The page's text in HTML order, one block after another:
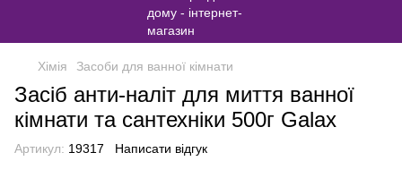
Хімія Засоби для ванної кімнати
Засіб анти-наліт для миття ванної
кімнати та сантехніки 500г Galax
Артикул: 19317 Написати відгук